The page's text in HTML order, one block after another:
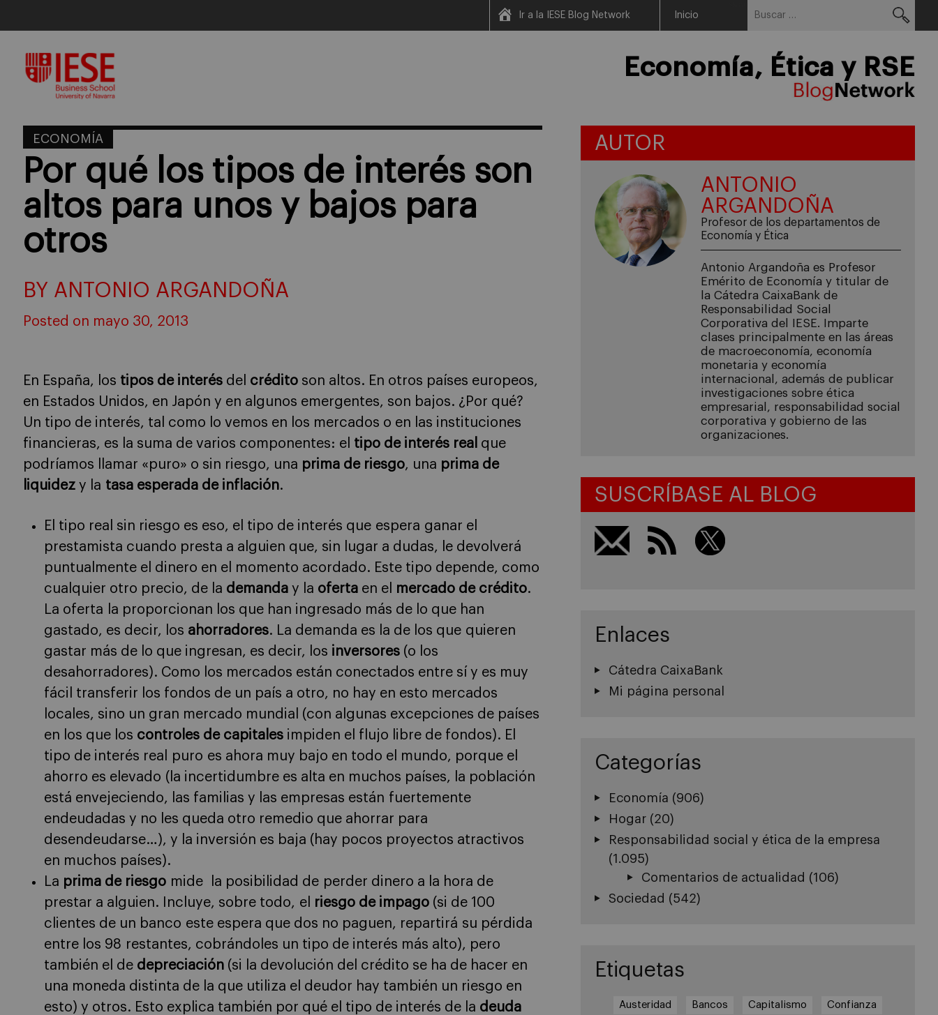
content
Ir a la IESE Blog Network Inicio
Economía, Ética y RSE
ECONOMÍA
Por qué los tipos de interés son
altos para unos y bajos para
otros
BY ANTONIO ARGANDOÑA
Posted on mayo 30, 2013
En España, los tipos de interés del crédito son altos. En otros países europeos,
en Estados Unidos, en Japón y en algunos emergentes, son bajos. ¿Por qué?
Un tipo de interés, tal como lo vemos en los mercados o en las instituciones
financieras, es la suma de varios componentes: el tipo de interés real que
podríamos llamar «puro» o sin riesgo, una prima de riesgo, una prima de
liquidez y la tasa esperada de inflación.
El tipo real sin riesgo es eso, el tipo de interés que espera ganar el
prestamista cuando presta a alguien que, sin lugar a dudas, le devolverá
puntualmente el dinero en el momento acordado. Este tipo depende, como
cualquier otro precio, de la demanda y la oferta en el mercado de crédito.
La oferta la proporcionan los que han ingresado más de lo que han
gastado, es decir, los ahorradores. La demanda es la de los que quieren
gastar más de lo que ingresan, es decir, los inversores (o los
desahorradores). Como los mercados están conectados entre sí y es muy
fácil transferir los fondos de un país a otro, no hay en esto mercados
locales, sino un gran mercado mundial (con algunas excepciones de países
en los que los controles de capitales impiden el flujo libre de fondos). El
tipo de interés real puro es ahora muy bajo en todo el mundo, porque el
ahorro es elevado (la incertidumbre es alta en muchos países, la población
está envejeciendo, las familias y las empresas están fuertemente
endeudadas y no les queda otro remedio que ahorrar para
desendeudarse…), y la inversión es baja (hay pocos proyectos atractivos
en muchos países).
La prima de riesgo mide la posibilidad de perder dinero a la hora de
prestar a alguien. Incluye, sobre todo, el riesgo de impago (si de 100
clientes de un banco este espera que dos no paguen, repartirá su pérdida
entre los 98 restantes, cobrándoles un tipo de interés más alto), pero
también el de depreciación (si la devolución del crédito se ha de hacer en
una moneda distinta de la que utiliza el deudor hay también un riesgo en
esto) y otros. Esto explica también por qué el tipo de interés de la deuda
AUTOR
ANTONIO
ARGANDOÑA
Profesor de los departamentos de
Economía y Ética
Antonio Argandoña es Profesor
Emérito de Economía y titular de
la Cátedra CaixaBank de
Responsabilidad Social
Corporativa del IESE. Imparte
clases principalmente en las áreas
de macroeconomía, economía
monetaria y economía
internacional, además de publicar
investigaciones sobre ética
empresarial, responsabilidad social
corporativa y gobierno de las
organizaciones.
SUSCRÍBASE AL BLOG
Enlaces
Cátedra CaixaBank
Mi página personal
Categorías
Economía (906)
Hogar(20)
Responsabilidad social y ética de la empresa
(1.095)
Comentarios de actualidad (106)
Sociedad (542)
Etiquetas
Austeridad Bancos Capitalismo Confianza